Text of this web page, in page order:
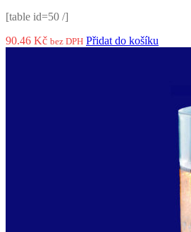
[table id=50 /]
90.46 Kč bez DPH Přidat do košíku